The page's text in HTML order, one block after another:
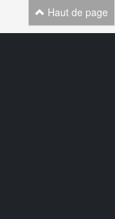
Haut de page